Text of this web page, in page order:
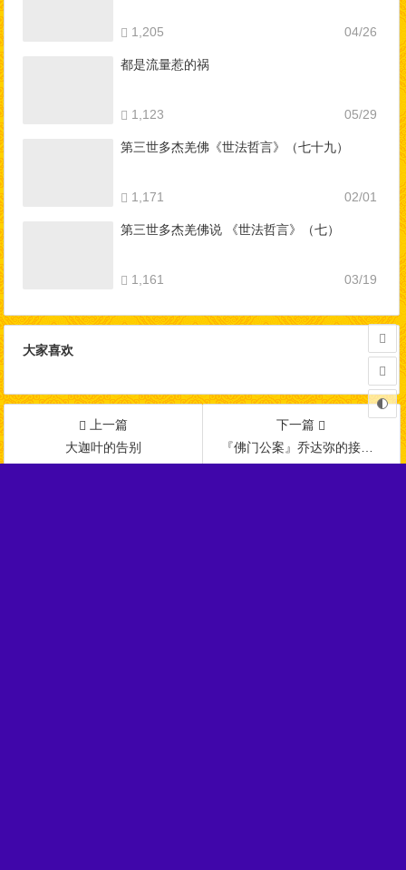
04/26
1,205
都是流量惹的祸
05/29
1,123
第三世多杰羌佛《世法哲言》（七十九）
02/01
1,171
第三世多杰羌佛说 《世法哲言》（七）
03/19
1,161
大家喜欢
上一篇
大迦叶的告别
下一篇
『佛门公案』乔达弥的接受与改变